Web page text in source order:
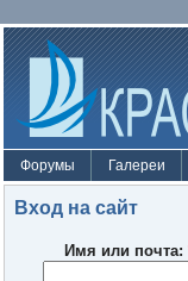
Форумы Галереи
Вход на сайт
Имя или почта: